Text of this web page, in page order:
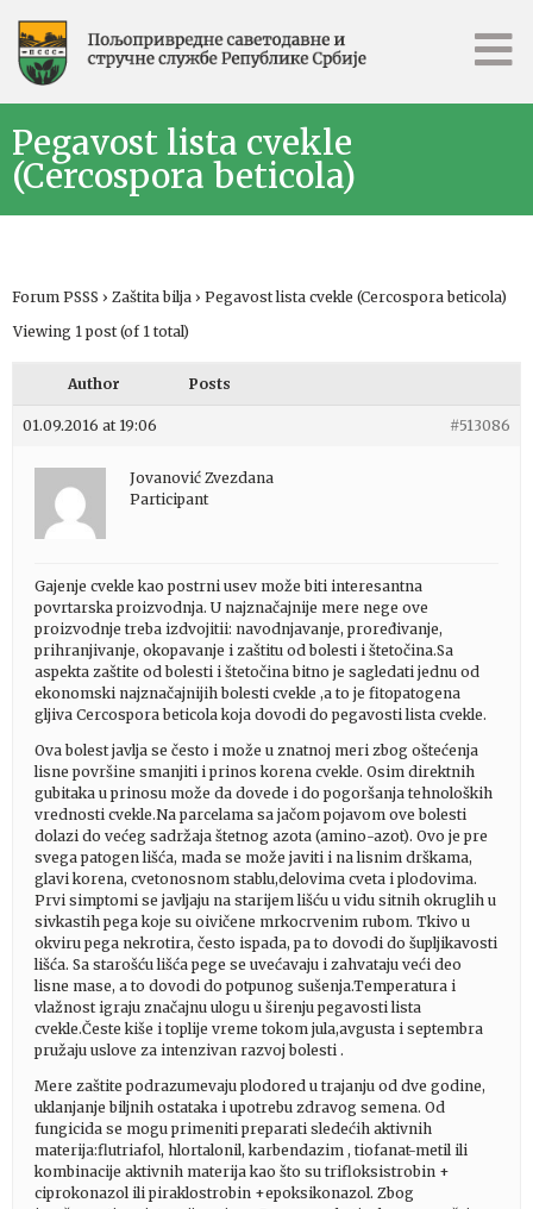
Pegavost lista cvekle
(Cercospora beticola)
Forum PSSS › Zaštita bilja › Pegavost lista cvekle (Cercospora beticola)
Viewing 1 post (of 1 total)
Author Posts
01.09.2016 at 19:06 #513086
Jovanović Zvezdana
Participant
Gajenje cvekle kao postrni usev može biti interesantna
povrtarska proizvodnja. U najznačajnije mere nege ove
proizvodnje treba izdvojitii: navodnjavanje, proređivanje,
prihranjivanje, okopavanje i zaštitu od bolesti i štetočina.Sa
aspekta zaštite od bolesti i štetočina bitno je sagledati jednu od
ekonomski najznačajnijih bolesti cvekle ,a to je fitopatogena
gljiva Cercospora beticola koja dovodi do pegavosti lista cvekle.
Ova bolest javlja se često i može u znatnoj meri zbog oštećenja
lisne površine smanjiti i prinos korena cvekle. Osim direktnih
gubitaka u prinosu može da dovede i do pogoršanja tehnoloških
vrednosti cvekle.Na parcelama sa jačom pojavom ove bolesti
dolazi do većeg sadržaja štetnog azota (amino-azot). Ovo je pre
svega patogen lišća, mada se može javiti i na lisnim drškama,
glavi korena, cvetonosnom stablu,delovima cveta i plodovima.
Prvi simptomi se javljaju na starijem lišću u vidu sitnih okruglih u
sivkastih pega koje su oivičene mrkocrvenim rubom. Tkivo u
okviru pega nekrotira, često ispada, pa to dovodi do šupljikavosti
lišća. Sa starošću lišća pege se uvećavaju i zahvataju veći deo
lisne mase, a to dovodi do potpunog sušenja.Temperatura i
vlažnost igraju značajnu ulogu u širenju pegavosti lista
cvekle.Česte kiše i toplije vreme tokom jula,avgusta i septembra
pružaju uslove za intenzivan razvoj bolesti .
Mere zaštite podrazumevaju plodored u trajanju od dve godine,
uklanjanje biljnih ostataka i upotrebu zdravog semena. Od
fungicida se mogu primeniti preparati sledećih aktivnih
materija:flutriafol, hlortalonil, karbendazim , tiofanat-metil ili
kombinacije aktivnih materija kao što su trifloksistrobin +
ciprokonazol ili piraklostrobin +epoksikonazol. Zbog